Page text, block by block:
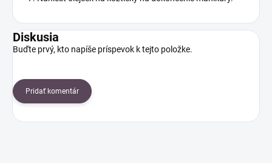
Diskusia
Buďte prvý, kto napíše príspevok k tejto položke.
Pridať komentár